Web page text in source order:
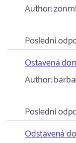
Author:
Poslední
Ostavená
Author:
Poslední
Odstavená